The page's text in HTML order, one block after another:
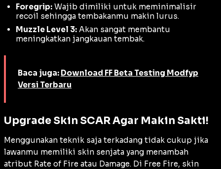
Foregrip: Wajib dimiliki untuk meminimalisir
recoil sehingga tembakanmu makin lurus.
Muzzle Level 3: Akan sangat membantu
meningkatkan jangkauan tembak.
Baca juga: Download FF Beta Testing Modfyp
Versi Terbaru
Upgrade Skin SCAR Agar Makin Sakti!
Menggunakan teknik saja terkadang tidak cukup jika
lawanmu memiliki skin senjata yang menambah
atribut Rate of Fire atau Damage. Di Free Fire, skin